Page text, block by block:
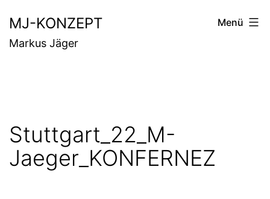
Inhalt
springen
MJ-KONZEPT
Markus Jäger
Menü
Stuttgart_22_M-
Jaeger_KONFERNEZ